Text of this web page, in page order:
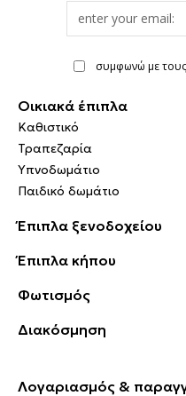
συμφωνώ με
Οικιακά έπιπλα
Καθιστικό
Τραπεζαρία
Υπνοδωμάτιο
Παιδικό δωμάτιο
Έπιπλα ξενοδοχείου
Έπιπλα κήπου
Φωτισμός
Διακόσμηση
Λογαριασμός &